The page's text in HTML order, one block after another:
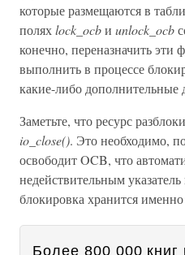
которые размещаются в
поляхlock_ocbи unlock_ocb
конечно, переназначить эти
выполнить в процессе
какие-либо дополнительные
Заметьте, что ресурс
io_close(). Это необходимо,
освободит OCB, что
недействительным
блокировка хранится
Более 800 000 книг